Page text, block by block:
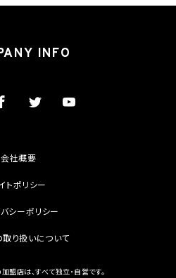
意味します。）を取得しません。
き（当該要配慮個人情報を取得する目的の一
人の権利利益を不当に侵害するおそれがある
他個人情報保護委員会規則で定める者により
り、その外形上明らかな要配慮個人情報を取得
受ける場合であって、当該第三者による当該提
を受けるに際しては、個人情報保護委員会規則
れかに該当する場合又は第8.1項各号のいずれ
INFO
会社概要
トポリシー
シーポリシー
り扱いについて
盟店は、すべて独立・自営です。